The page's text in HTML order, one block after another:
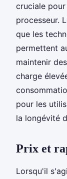
cruciale
processeur.
que les
permettent
maintenir
charge
pour les
la longévité
Prix et
Lorsqu'il